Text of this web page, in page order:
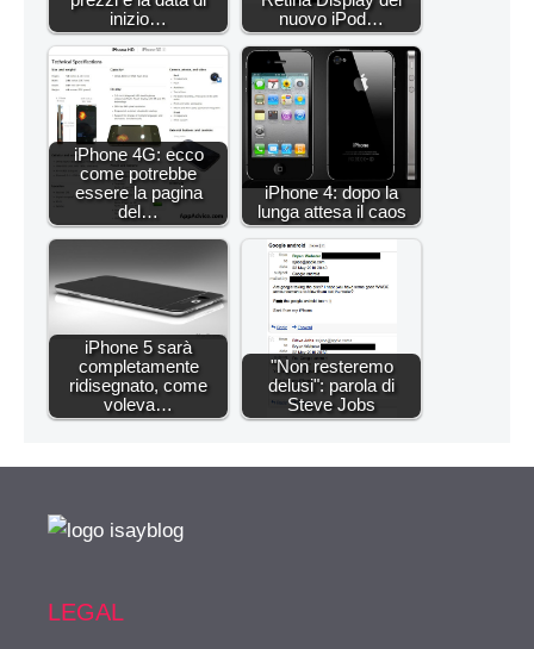
inizio…
nuovo iPod…
iPhone 4G: ecco
come potrebbe
essere la pagina
del…
iPhone 4: dopo la
lunga attesa il caos
iPhone 5 sarà
completamente
ridisegnato, come
voleva…
"Non resteremo
delusi": parola di
Steve Jobs
LEGAL